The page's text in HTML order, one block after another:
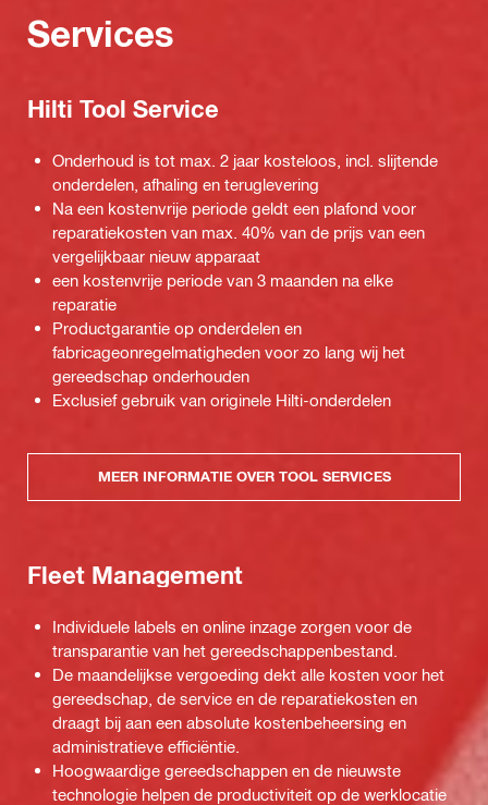
Services
Hilti Tool Service
Onderhoud is tot max. 2 jaar kosteloos, incl. slijtende
onderdelen, afhaling en teruglevering
Na een kostenvrije periode geldt een plafond voor
reparatiekosten van max. 40% van de prijs van een
vergelijkbaar nieuw apparaat
een kostenvrije periode van 3 maanden na elke
reparatie
Productgarantie op onderdelen en
fabricageonregelmatigheden voor zo lang wij het
gereedschap onderhouden
Exclusief gebruik van originele Hilti-onderdelen
MEER INFORMATIE OVER TOOL SERVICES
Fleet Management
Individuele labels en online inzage zorgen voor de
transparantie van het gereedschappenbestand.
De maandelijkse vergoeding dekt alle kosten voor het
gereedschap, de service en de reparatiekosten en
draagt bij aan een absolute kostenbeheersing en
administratieve efficiëntie.
Hoogwaardige gereedschappen en de nieuwste
technologie helpen de productiviteit op de werklocatie